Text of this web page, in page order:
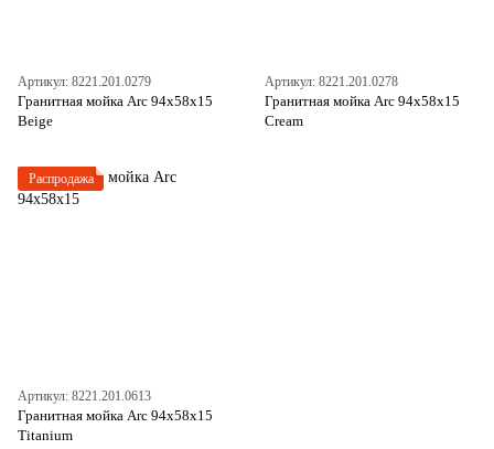
Артикул: 8221.201.0279
Гранитная мойка Arc 94x58x15
Beige
Артикул: 8221.201.0278
Гранитная мойка Arc 94x58x15
Cream
Распродажа
Артикул: 8221.201.0613
Гранитная мойка Arc 94x58x15
Titanium